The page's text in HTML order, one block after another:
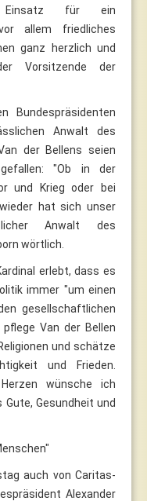
Einsatz für ein
allem friedliches
ganz herzlich und
Vorsitzende der
Bundespräsidenten
Anwalt des
der Bellens seien
gefallen: "Ob in der
und Krieg oder bei
hat sich unser
Anwalt des
wörtlich.
erlebt, dass es
immer "um einen
gesellschaftlichen
Van der Bellen
und schätze
und Frieden.
wünsche ich
Gesundheit und
auch von Caritas-
Alexander